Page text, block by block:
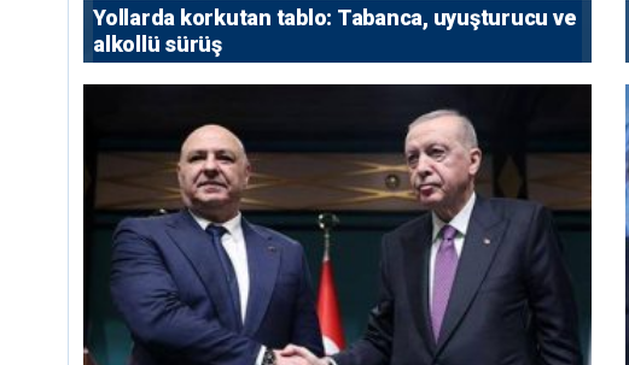
Yollarda korkutan tablo: Tabanca, uyuşturucu ve
alkollü sürüş